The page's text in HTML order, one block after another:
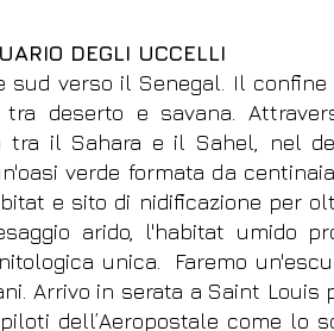
DEGLI UCCELLI
sud verso il Senegal. Il
tra deserto e savana.
il Sahara e il Sahel, nel
verde formata da
e sito di nidificazione per
arido, l'habitat umido
unica. Faremo
Arrivo in serata a Saint
dell’Aeropostale come lo